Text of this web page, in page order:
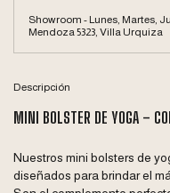
Showroom - Lunes, Martes,
Mendoza 5323, Villa Urquiza
Descripción
MINI BOLSTER DE YOGA –
Nuestros mini bolsters de
diseñados para brindar el